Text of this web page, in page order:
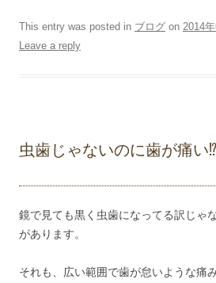
This entry was posted in ブログ on 2014
Leave a reply
虫歯じゃないのに歯が痛い⁉︎
鏡で見ても黒く虫歯になってる訳じゃ
があります。
それも、広い範囲で歯が怠いような痛